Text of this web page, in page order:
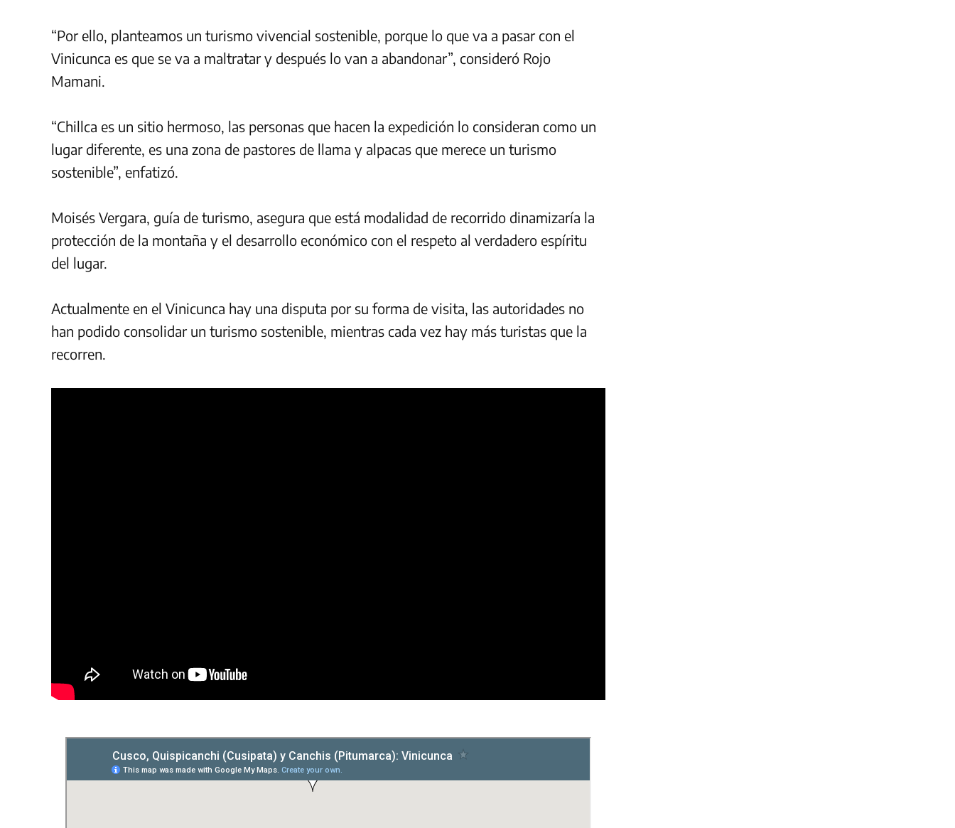
“Por ello, planteamos un turismo vivencial sostenible, porque lo que va a pasar con el
Vinicunca es que se va a maltratar y después lo van a abandonar”, consideró Rojo
Mamani.
“Chillca es un sitio hermoso, las personas que hacen la expedición lo consideran como un
lugar diferente, es una zona de pastores de llama y alpacas que merece un turismo
sostenible”, enfatizó.
Moisés Vergara, guía de turismo, asegura que está modalidad de recorrido dinamizaría la
protección de la montaña y el desarrollo económico con el respeto al verdadero espíritu
del lugar.
Actualmente en el Vinicunca hay una disputa por su forma de visita, las autoridades no
han podido consolidar un turismo sostenible, mientras cada vez hay más turistas que la
recorren.